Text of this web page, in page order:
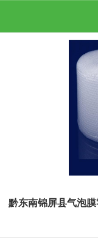
黔东南锦屏县气泡